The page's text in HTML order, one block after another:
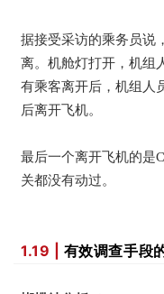
据接受采访的乘务员说
离。机舱灯打开，机组
有乘客离开后，机组人
后离开飞机。
最后一个离开飞机的是
关都没有动过。
1.19 | 有效调查手段